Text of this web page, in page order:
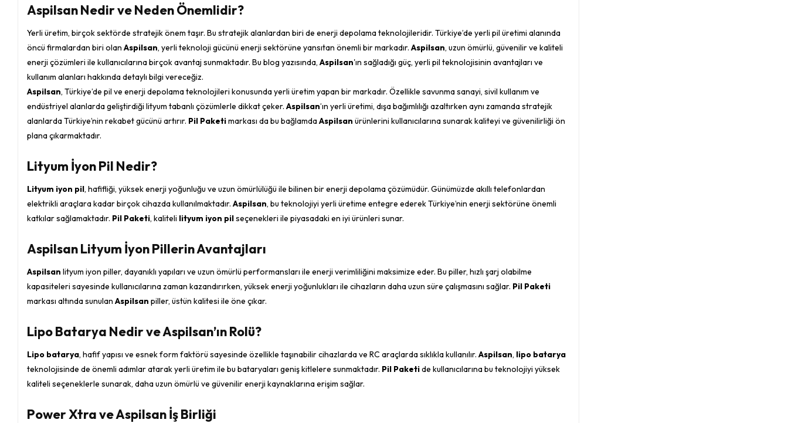
Aspilsan Nedir ve Neden Önemlidir?
Yerli üretim, birçok sektörde stratejik önem taşır. Bu stratejik alanlardan biri de enerji depolama teknolojileridir. Türkiye’de yerli pil üretimi alanında
öncü firmalardan biri olanAspilsan, yerli teknoloji gücünü enerji sektörüne yansıtan önemli bir markadır.Aspilsan, uzun ömürlü, güvenilir ve kaliteli
enerji çözümleri ile kullanıcılarına birçok avantaj sunmaktadır. Bu blog yazısında,Aspilsan'ın sağladığı güç, yerli pil teknolojisinin avantajları ve
kullanım alanları hakkında detaylı bilgi vereceğiz.
Aspilsan, Türkiye’de pil ve enerji depolama teknolojileri konusunda yerli üretim yapan bir markadır. Özellikle savunma sanayi, sivil kullanım ve
endüstriyel alanlarda geliştirdiği lityum tabanlı çözümlerle dikkat çeker.Aspilsan’ın yerli üretimi, dışa bağımlılığı azaltırken aynı zamanda stratejik
alanlarda Türkiye’nin rekabet gücünü artırır. Pil Paketimarkası da bu bağlamdaAspilsan ürünlerini kullanıcılarına sunarak kaliteyi ve güvenilirliği ön
plana çıkarmaktadır.
Lityum İyon Pil Nedir?
Lityum iyon pil, hafifliği, yüksek enerji yoğunluğu ve uzun ömürlülüğü ile bilinen bir enerji depolama çözümüdür. Günümüzde akıllı telefonlardan
elektrikli araçlara kadar birçok cihazda kullanılmaktadır.Aspilsan, bu teknolojiyi yerli üretime entegre ederek Türkiye’nin enerji sektörüne önemli
katkılar sağlamaktadır. Pil Paketi, kaliteli lityum iyon pilseçenekleri ile piyasadaki en iyi ürünleri sunar.
Aspilsan Lityum İyon Pillerin Avantajları
Aspilsan lityum iyon piller, dayanıklı yapıları ve uzun ömürlü performansları ile enerji verimliliğini maksimize eder. Bu piller, hızlı şarj olabilme
kapasiteleri sayesinde kullanıcılarına zaman kazandırırken, yüksek enerji yoğunlukları ile cihazların daha uzun süre çalışmasını sağlar. Pil Paketi
markası altında sunulanAspilsan piller, üstün kalitesi ile öne çıkar.
Lipo Batarya Nedir ve Aspilsan’ın Rolü?
Lipo batarya, hafif yapısı ve esnek form faktörü sayesinde özellikle taşınabilir cihazlarda ve RC araçlarda sıklıkla kullanılır.Aspilsan, lipo batarya
teknolojisinde de önemli adımlar atarak yerli üretim ile bu bataryaları geniş kitlelere sunmaktadır. Pil Paketide kullanıcılarına bu teknolojiyi yüksek
kaliteli seçeneklerle sunarak, daha uzun ömürlü ve güvenilir enerji kaynaklarına erişim sağlar.
Power Xtra ve Aspilsan İş Birliği